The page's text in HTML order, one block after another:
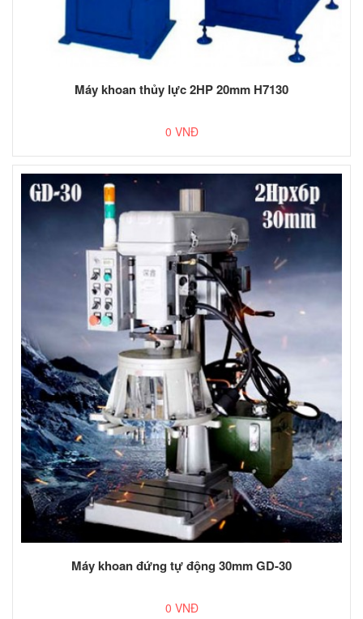
Máy khoan thủy lực 2HP 20mm H7130
0 VNĐ
Máy khoan đứng tự động 30mm GD-30
0 VNĐ